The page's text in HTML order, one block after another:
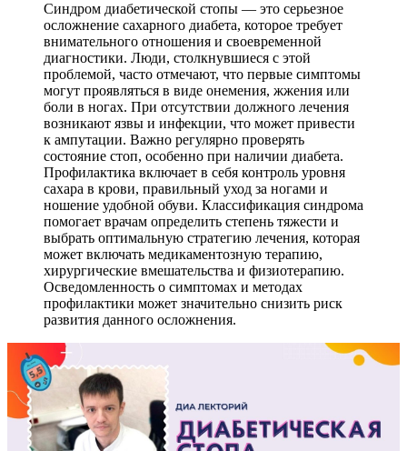
Синдром диабетической стопы — это серьезное
осложнение сахарного диабета, которое требует
внимательного отношения и своевременной
диагностики. Люди, столкнувшиеся с этой
проблемой, часто отмечают, что первые симптомы
могут проявляться в виде онемения, жжения или
боли в ногах. При отсутствии должного лечения
возникают язвы и инфекции, что может привести
к ампутации. Важно регулярно проверять
состояние стоп, особенно при наличии диабета.
Профилактика включает в себя контроль уровня
сахара в крови, правильный уход за ногами и
ношение удобной обуви. Классификация синдрома
помогает врачам определить степень тяжести и
выбрать оптимальную стратегию лечения, которая
может включать медикаментозную терапию,
хирургические вмешательства и физиотерапию.
Осведомленность о симптомах и методах
профилактики может значительно снизить риск
развития данного осложнения.